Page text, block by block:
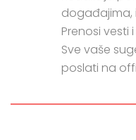
događajima,
Prenosi vesti
Sve vaše
poslati na